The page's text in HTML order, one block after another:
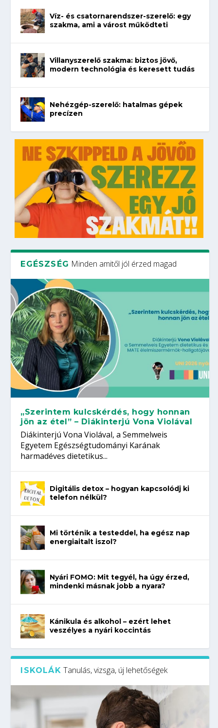
Víz- és csatornarendszer-szerelő: egy
szakma, ami a várost működteti
Villanyszerelő szakma: biztos jövő,
modern technológia és keresett tudás
Nehézgép-szerelő: hatalmas gépek
precízen
EGÉSZSÉG Minden amitől jól érzed magad
„Szerintem kulcskérdés, hogy honnan
jön az étel” – Diákinterjú Vona Violával
Diákinterjú Vona Violával, a Semmelweis
Egyetem Egészségtudományi Karának
harmadéves dietetikus...
Digitális detox – hogyan kapcsolódj ki
telefon nélkül?
Mi történik a testeddel, ha egész nap
energiaitalt iszol?
Nyári FOMO: Mit tegyél, ha úgy érzed,
mindenki másnak jobb a nyara?
Kánikula és alkohol – ezért lehet
veszélyes a nyári koccintás
ISKOLÁK Tanulás, vizsga, új lehetőségek